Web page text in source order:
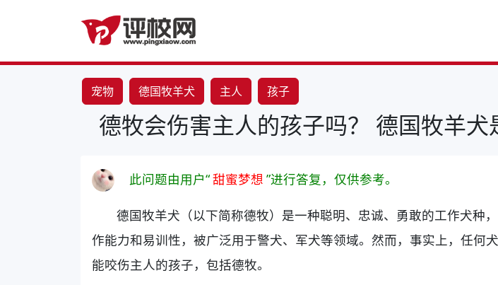
宠物 德国牧羊犬 主人 孩子
德牧会伤害主人的孩子吗？ 德国牧羊犬
此问题由用户“甜蜜梦想 ”进行答复，仅供参考。
德国牧羊犬（以下简称德牧）是一种聪明、忠诚、勇敢的工作犬种
作能力和易训性，被广泛用于警犬、军犬等领域。然而，事实上，任何
能咬伤主人的孩子，包括德牧。